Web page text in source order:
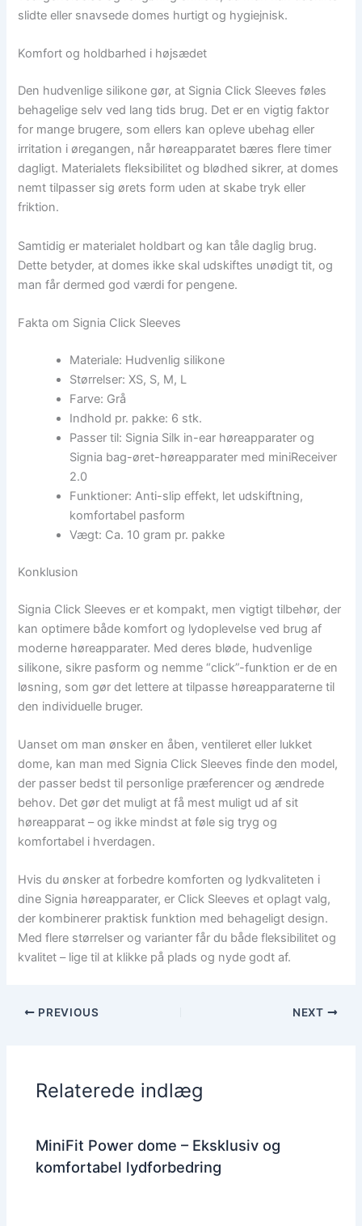
slidte eller snavsede domes hurtigt og hygiejnisk.
Komfort og holdbarhed i højsædet
Den hudvenlige silikone gør, at Signia Click Sleeves føles
behagelige selv ved lang tids brug. Det er en vigtig faktor
for mange brugere, som ellers kan opleve ubehag eller
irritation i øregangen, når høreapparatet bæres flere timer
dagligt. Materialets fleksibilitet og blødhed sikrer, at domes
nemt tilpasser sig ørets form uden at skabe tryk eller
friktion.
Samtidig er materialet holdbart og kan tåle daglig brug.
Dette betyder, at domes ikke skal udskiftes unødigt tit, og
man får dermed god værdi for pengene.
Fakta om Signia Click Sleeves
Materiale: Hudvenlig silikone
Størrelser: XS, S, M, L
Farve: Grå
Indhold pr. pakke: 6 stk.
Passer til: Signia Silk in-ear høreapparater og
Signia bag-øret-høreapparater med miniReceiver
2.0
Funktioner: Anti-slip effekt, let udskiftning,
komfortabel pasform
Vægt: Ca. 10 gram pr. pakke
Konklusion
Signia Click Sleeves er et kompakt, men vigtigt tilbehør, der
kan optimere både komfort og lydoplevelse ved brug af
moderne høreapparater. Med deres bløde, hudvenlige
silikone, sikre pasform og nemme “click”-funktion er de en
løsning, som gør det lettere at tilpasse høreapparaterne til
den individuelle bruger.
Uanset om man ønsker en åben, ventileret eller lukket
dome, kan man med Signia Click Sleeves finde den model,
der passer bedst til personlige præferencer og ændrede
behov. Det gør det muligt at få mest muligt ud af sit
høreapparat – og ikke mindst at føle sig tryg og
komfortabel i hverdagen.
Hvis du ønsker at forbedre komforten og lydkvaliteten i
dine Signia høreapparater, er Click Sleeves et oplagt valg,
der kombinerer praktisk funktion med behageligt design.
Med flere størrelser og varianter får du både fleksibilitet og
kvalitet – lige til at klikke på plads og nyde godt af.
PREVIOUS NEXT
Relaterede indlæg
MiniFit Power dome – Eksklusiv og
komfortabel lydforbedring